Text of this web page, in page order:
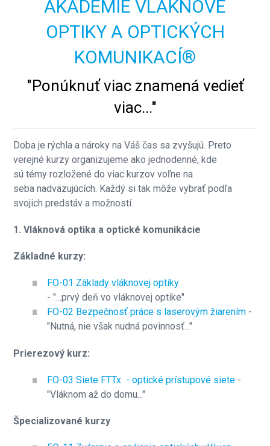
AKADEMIE VLÁKNOVÉ
OPTIKY A OPTICKÝCH
KOMUNIKACÍ®
"Ponúknuť viac znamená vedieť
viac..."
Doba je rýchla a nároky na Váš čas sa zvyšujú. Preto
verejné kurzy organizujeme ako jednodenné, kde
sú témy rozložené do viac kurzov voľne na
seba nadväzujúcích. Každý si tak môže vybrať podľa
svojich predstáv a možností.
1. Vláknová optika a optické komunikácie
Základné kurzy:
FO-01 Základy vláknovej optiky
- "...prvý deň vo vláknovej optike"
FO-02 Bezpečnosť práce s laserovým žiarením -
"Nutná, nie však nudná povinnosť..."
Prierezový kurz:
FO-03 Siete FTTx - optické prístupové siete -
"Vláknom až do domu..."
Špecializované kurzy